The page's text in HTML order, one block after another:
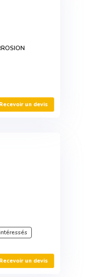
Recevoir un devis
Recevoir un devis